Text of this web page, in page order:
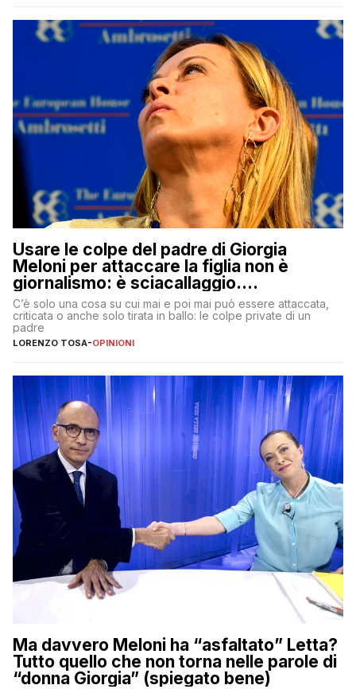
Usare le colpe del padre di Giorgia
Meloni per attaccare la figlia non è
giornalismo: è sciacallaggio.
Dimostriamo di essere diversi
C’è solo una cosa su cui mai e poi mai può essere attaccata,
criticata o anche solo tirata in ballo: le colpe private di un
padre
LORENZO TOSA-OPINIONI
Ma davvero Meloni ha “asfaltato” Letta?
Tutto quello che non torna nelle parole di
“donna Giorgia” (spiegato bene)